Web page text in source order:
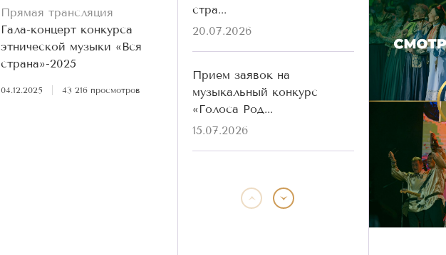
Прямая трансляция
Гала-концерт конкурса
этнической музыки «Вся
страна»-2025
04.12.2025 43 216 просмотров
стра...
20.07.2026
Прием заявок на
музыкальный конкурс
«Голоса Род...
15.07.2026
«Голоса Родины» разных